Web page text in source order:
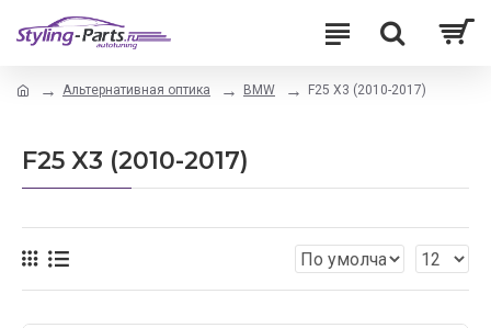
Альтернативная оптика BMW F25 X3 (2010-2017)
F25 X3 (2010-2017)